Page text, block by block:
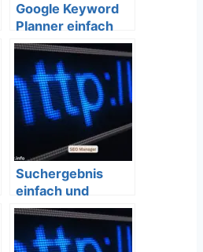
Google Keyword
Planner einfach
und verständlich
erklärt – SEO
Bedeutung
Suchergebnis
einfach und
verständlich
erklärt – SEO
Bedeutung